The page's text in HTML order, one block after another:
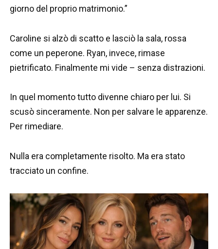
giorno del proprio matrimonio.”
Caroline si alzò di scatto e lasciò la sala, rossa
come un peperone. Ryan, invece, rimase
pietrificato. Finalmente mi vide – senza distrazioni.
In quel momento tutto divenne chiaro per lui. Si
scusò sinceramente. Non per salvare le apparenze.
Per rimediare.
Nulla era completamente risolto. Ma era stato
tracciato un confine.